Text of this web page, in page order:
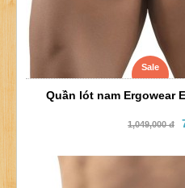
Sale
Quần lót nam Ergowear
1,049,000 đ